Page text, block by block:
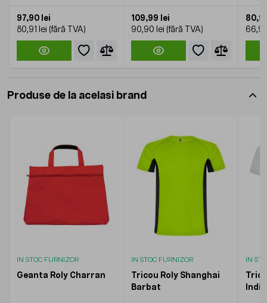
97,90 lei
80,91 lei
109,99 lei
90,90 lei
Produse de la acelasi brand
IN STOC FURNIZOR
Geanta Roly Charran
IN STOC FURNIZOR
Tricou Roly Shanghai
Barbat
IN